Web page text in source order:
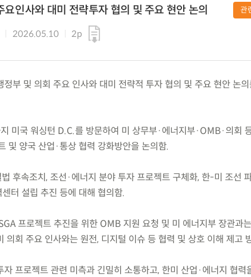
인사와 대미 전략투자 협의 및 주요 현안 논의
2026.05.10 2p
관
부 및 의회 주요 인사와 대미 전략적 투자 협의 및 주요 현안 논의
미국 워싱턴 D.C.를 방문하여 미 상무부·에너지부·OMB·의회
및 양국 산업·통상 협력 강화방안을 논의함.
후속조치, 조선·에너지 분야 투자 프로젝트 구체화, 한-미 조선
터 설립 추진 등에 대해 협의함.
프로젝트 추진을 위한 OMB 지원 요청 및 미 에너지부 장관과
의회 주요 인사와는 원전, 디지털 이슈 등 협력 및 상호 이해 제고
프로젝트 관련 미측과 긴밀히 소통하고, 한미 산업·에너지 협력